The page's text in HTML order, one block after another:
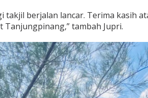
takjil berjalan lancar. Terima kasih
tambah Jupri.